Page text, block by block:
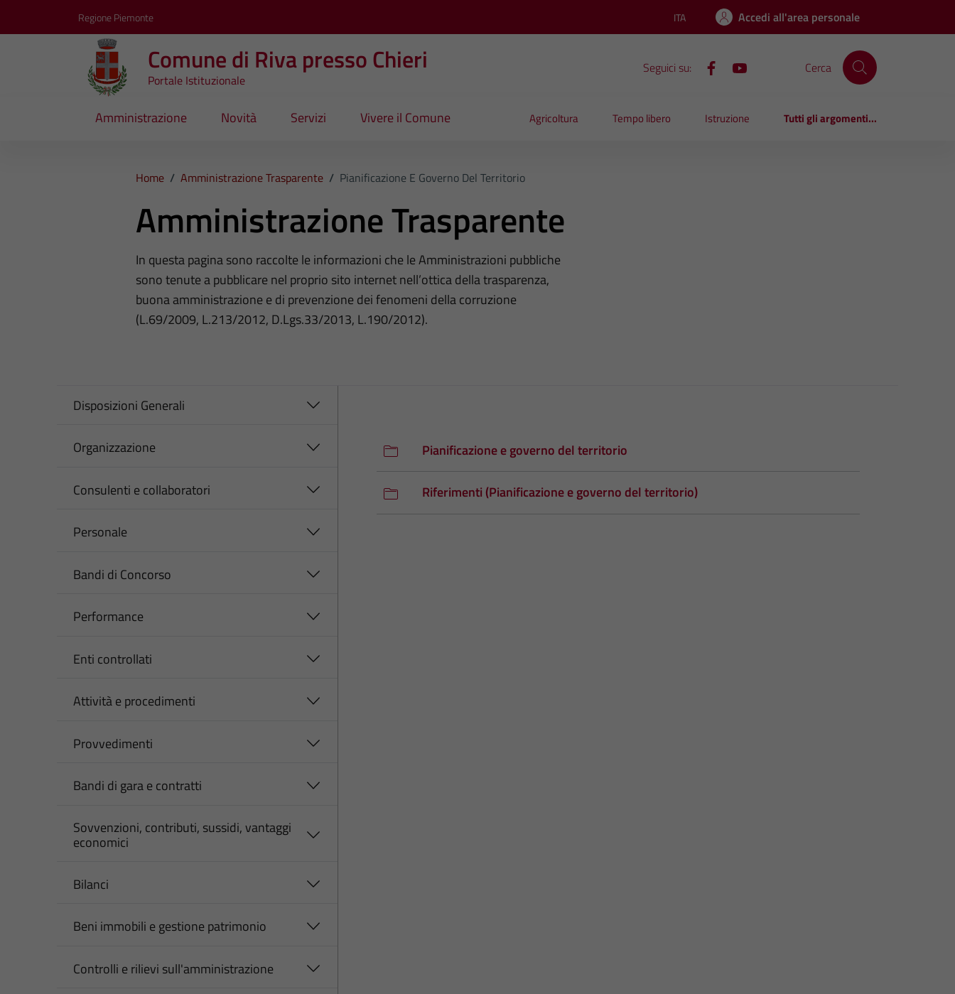
Regione Piemonte Lingua attiva:
ITA Accedi all'area personale
Comune di Riva presso Chieri
Portale Istituzionale
Seguici su: Cerca
Amministrazione Novità Servizi Vivere il Comune Agricoltura Tempo libero Istruzione Tutti gli argomenti...
Home / Amministrazione Trasparente / Pianificazione E Governo Del Territorio
Amministrazione Trasparente
In questa pagina sono raccolte le informazioni che le Amministrazioni pubbliche
sono tenute a pubblicare nel proprio sito internet nell’ottica della trasparenza,
buona amministrazione e di prevenzione dei fenomeni della corruzione
(L.69/2009, L.213/2012, D.Lgs.33/2013, L.190/2012).
Disposizioni Generali
Organizzazione
Consulenti e collaboratori
Personale
Bandi di Concorso
Performance
Enti controllati
Attività e procedimenti
Provvedimenti
Bandi di gara e contratti
Sovvenzioni, contributi, sussidi, vantaggi
economici
Bilanci
Beni immobili e gestione patrimonio
Controlli e rilievi sull'amministrazione
Pianificazione e governo del territorio
Riferimenti (Pianificazione e governo del territorio)